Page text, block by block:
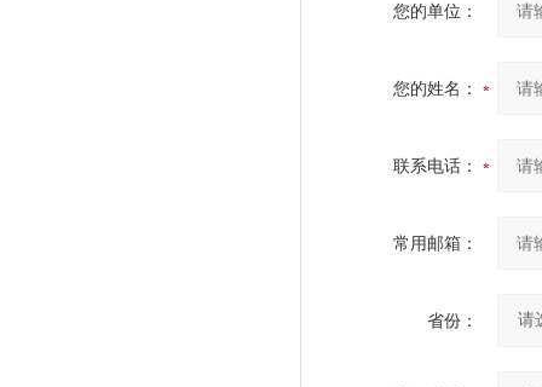
您的单位：
您的姓名：
联系电话：
常用邮箱：
省份：